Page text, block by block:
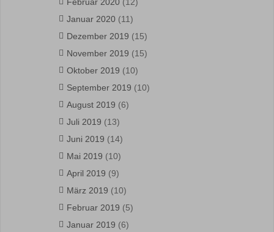
Januar 2020 (11)
Dezember 2019 (15)
November 2019 (15)
Oktober 2019 (10)
September 2019 (10)
August 2019 (6)
Juli 2019 (13)
Juni 2019 (14)
Mai 2019 (10)
April 2019 (9)
März 2019 (10)
Februar 2019 (5)
Januar 2019 (6)